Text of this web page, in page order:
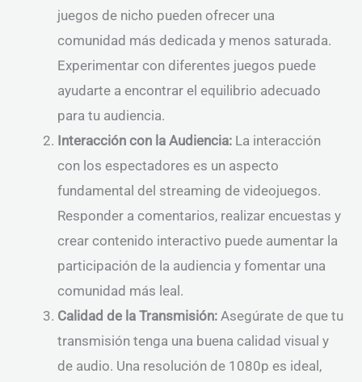
juegos de nicho pueden ofrecer una
comunidad más dedicada y menos saturada.
Experimentar con diferentes juegos puede
ayudarte a encontrar el equilibrio adecuado
para tu audiencia.
Interacción con la Audiencia: La interacción
con los espectadores es un aspecto
fundamental del streaming de videojuegos.
Responder a comentarios, realizar encuestas y
crear contenido interactivo puede aumentar la
participación de la audiencia y fomentar una
comunidad más leal.
Calidad de la Transmisión: Asegúrate de que tu
transmisión tenga una buena calidad visual y
de audio. Una resolución de 1080p es ideal,